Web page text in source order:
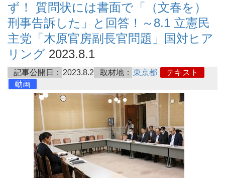
ず！ 質問状には書面で「（文春を）
刑事告訴した」と回答！～8.1 立憲民
主党「木原官房副長官問題」国対ヒア
リング 2023.8.1
記事公開日： 2023.8.2 取材地： 東京都
テキスト
動画